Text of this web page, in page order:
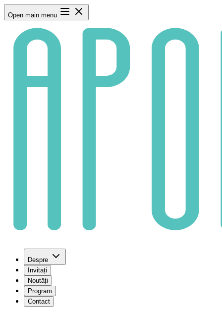
Open main menu
Despre
Invitați
Noutăți
Program
Contact